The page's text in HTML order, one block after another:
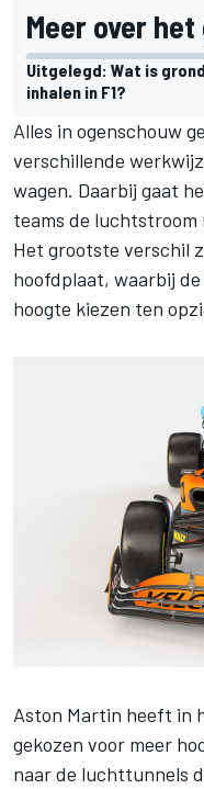
Meer over
Uitgelegd: Wat is
inhalen in F1?
Alles in ogenschouw
verschillende
wagen. Daarbij gaat
teams de luchtstroom
Het grootste verschil
hoofdplaat, waarbij
hoogte kiezen ten
Aston Martin heeft in
gekozen voor meer
naar de luchttunnels